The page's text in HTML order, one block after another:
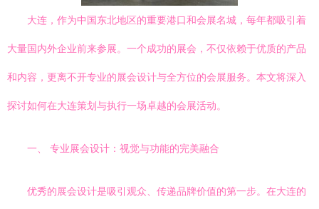
大连，作为中国东北地区的重要港口和会展名城，每年都吸引着
大量国内外企业前来参展。一个成功的展会，不仅依赖于优质的产品
和内容，更离不开专业的展会设计与全方位的会展服务。本文将深入
探讨如何在大连策划与执行一场卓越的会展活动。
一、 专业展会设计：视觉与功能的完美融合
优秀的展会设计是吸引观众、传递品牌价值的第一步。在大连的